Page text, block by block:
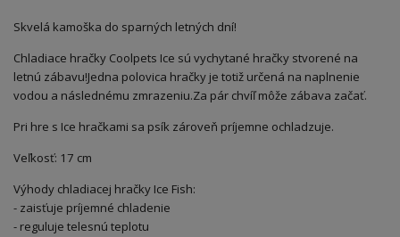
Skvelá kamoška do sparných letných dní!
Chladiace hračky Coolpets Ice sú vychytané hračky stvorené na
letnú zábavu!Jedna polovica hračky je totiž určená na naplnenie
vodou a následnému zmrazeniu.Za pár chvíľ môže zábava začať.
Pri hre s Ice hračkami sa psík zároveň príjemne ochladzuje.
Veľkosť: 17 cm
Výhody chladiacej hračky Ice Fish:
- zaisťuje príjemné chladenie
- reguluje telesnú teplotu